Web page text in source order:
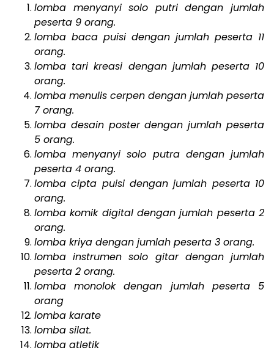
lomba menyanyi solo putri dengan jumlah
peserta 9 orang.
lomba baca puisi dengan jumlah peserta 11
orang.
lomba tari kreasi dengan jumlah peserta 10
orang.
lomba menulis cerpen dengan jumlah peserta
7 orang.
lomba desain poster dengan jumlah peserta
5 orang.
lomba menyanyi solo putra dengan jumlah
peserta 4 orang.
lomba cipta puisi dengan jumlah peserta 10
orang.
lomba komik digital dengan jumlah peserta 2
orang.
lomba kriya dengan jumlah peserta 3 orang.
lomba instrumen solo gitar dengan jumlah
peserta 2 orang.
lomba monolok dengan jumlah peserta 5
orang
lomba karate
lomba silat.
lomba atletik